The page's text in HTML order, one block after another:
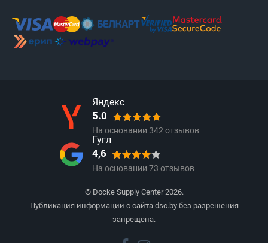
Яндекс
5.0
На основании 342отзывов
Гугл
4,6
На основании 73 отзывов
© Docke Supply Center 2026.
Публикация информации с сайта dsc.by без разрешения
запрещена.